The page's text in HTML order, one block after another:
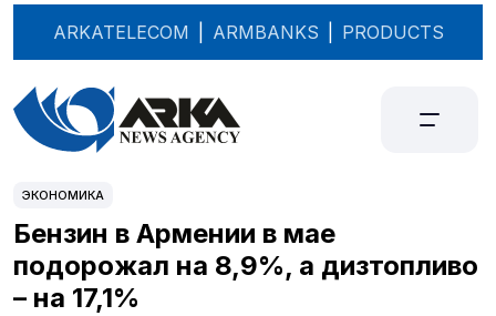
ARKATELECOM ARMBANKS PRODUCTS
ЭКОНОМИКА
Бензин в Армении в мае
подорожал на 8,9%, а дизтопливо
– на 17,1%